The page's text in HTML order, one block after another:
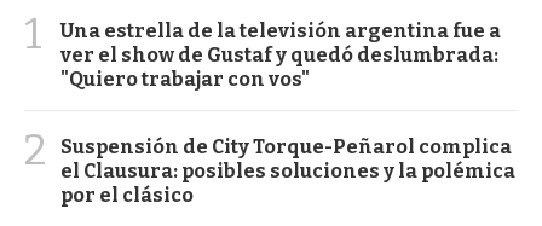
1
Una estrella de la televisión argentina fue a
ver el show de Gustaf y quedó deslumbrada:
"Quiero trabajar con vos"
2
Suspensión de City Torque-Peñarol complica
el Clausura: posibles soluciones y la polémica
por el clásico